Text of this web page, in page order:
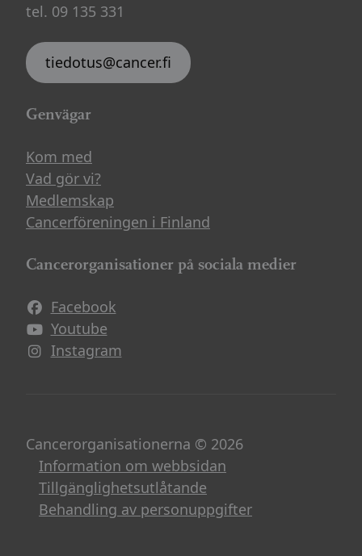
tel. 09 135 331
tiedotus@cancer.fi
Genvägar
Kom med
Vad gör vi?
Medlemskap
Cancerföreningen i Finland
Cancerorganisationer på sociala medier
Facebook
Avautuu uuteen ikkunaan
Youtube
Avautuu uuteen ikkunaan
Instagram
Avautuu uuteen ikkunaan
Cancerorganisationerna © 2026
Information om webbsidan
Tillgänglighetsutlåtande
Behandling av personuppgifter